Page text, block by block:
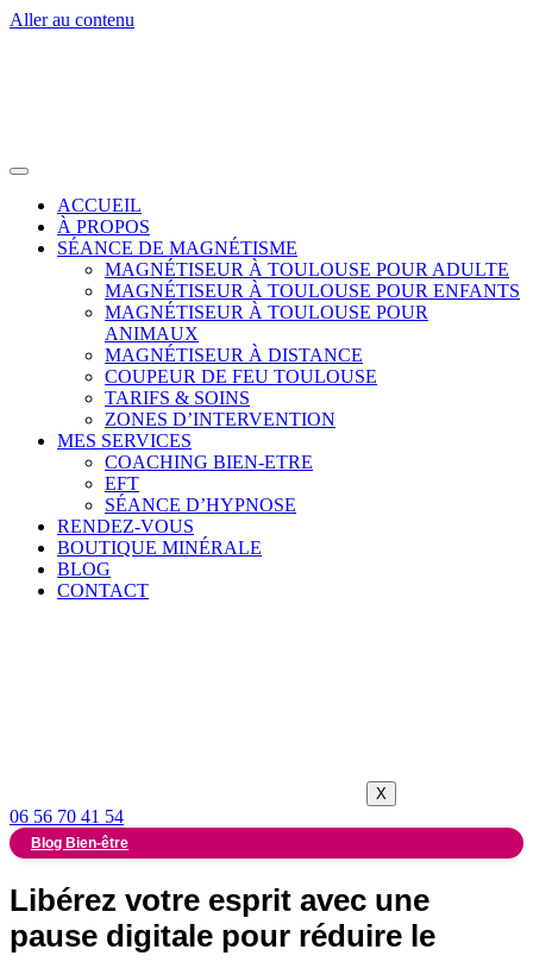
Aller au contenu
ACCUEIL
À PROPOS
SÉANCE DE MAGNÉTISME
MAGNÉTISEUR À TOULOUSE POUR ADULTE
MAGNÉTISEUR À TOULOUSE POUR ENFANTS
MAGNÉTISEUR À TOULOUSE POUR
ANIMAUX
MAGNÉTISEUR À DISTANCE
COUPEUR DE FEU TOULOUSE
TARIFS & SOINS
ZONES D’INTERVENTION
MES SERVICES
COACHING BIEN-ETRE
EFT
SÉANCE D’HYPNOSE
RENDEZ-VOUS
BOUTIQUE MINÉRALE
BLOG
CONTACT
X
06 56 70 41 54
Blog Bien-être
Libérez votre esprit avec une
pause digitale pour réduire le